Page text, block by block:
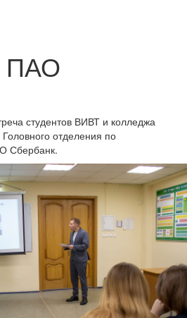
ПАО
студентов ВИВТ и колледжа
отделения по
Сбербанк.